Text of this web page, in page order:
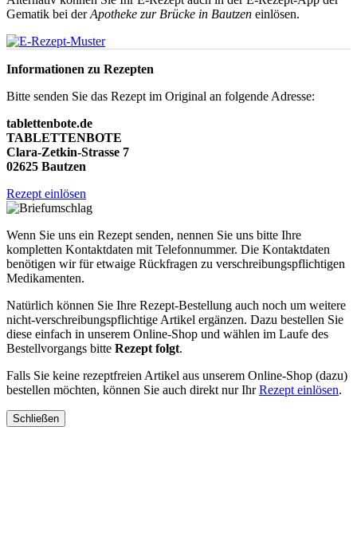
Gematik bei derApotheke zur Brücke in Bautzen einlösen.
Informationen zu Rezepten
Bitte senden Sie das Rezept im Original an folgende Adresse:
tablettenbote.de
TABLETTENBOTE
Clara-Zetkin-Strasse 7
02625 Bautzen
Rezept einlösen
Wenn Sie uns ein Rezept senden, nennen Sie uns bitte Ihre
kompletten Kontaktdaten mit Telefonnummer. Die Kontaktdaten
benötigen wir für etwaige Rückfragen zu verschreibungspflichtigen
Medikamenten.
Natürlich können Sie Ihre Rezept-Bestellung auch noch um weitere
nicht-verschreibungspflichtige Artikel ergänzen. Dazu bestellen Sie
diese einfach in unserem Online-Shop und wählen im Laufe des
Bestellvorgangs bitte Rezept folgt.
Falls Sie keine rezeptfreien Artikel aus unserem Online-Shop (dazu)
bestellen möchten, können Sie auch direkt nur IhrRezept einlösen.
Schließen